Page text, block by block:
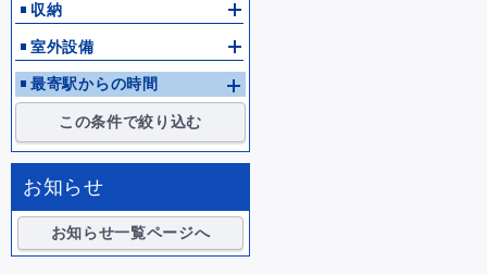
収納
室外設備
最寄駅からの時間
この条件で絞り込む
お知らせ
お知らせ一覧ページへ